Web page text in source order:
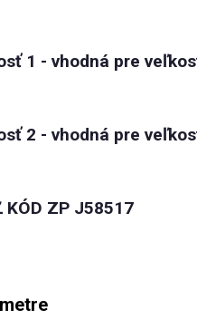
1 - vhodná pre
2 - vhodná pre
KÓD ZP J58517